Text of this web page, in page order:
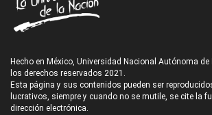
Hecho en México, Universidad Nacional Autónoma de
los derechos reservados 2021.
Esta página y sus contenidos pueden ser
lucrativos, siempre y cuando no se mutile, se cite la
dirección electrónica.